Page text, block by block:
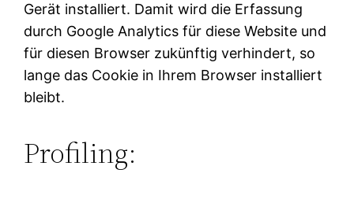
Gerät installiert. Damit wird die Erfassung
durch Google Analytics für diese Website und
für diesen Browser zukünftig verhindert, so
lange das Cookie in Ihrem Browser installiert
bleibt.
Profiling: